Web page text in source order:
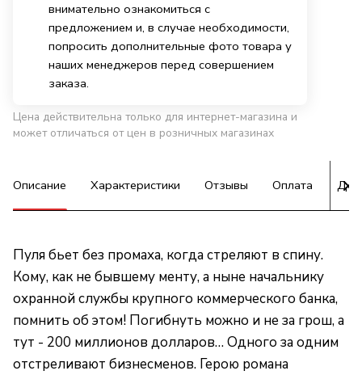
внимательно ознакомиться с
предложением и, в случае необходимости,
попросить дополнительные фото товара у
наших менеджеров перед совершением
заказа.
Цена действительна только для интернет-магазина и
может отличаться от цен в розничных магазинах
Описание Характеристики Отзывы Оплата
Пуля бьет без промаха, когда стреляют в спину.
Кому, как не бывшему менту, а ныне начальнику
охранной службы крупного коммерческого банка,
помнить об этом! Погибнуть можно и не за грош, а
тут - 200 миллионов долларов… Одного за одним
отстреливают бизнесменов. Герою романа